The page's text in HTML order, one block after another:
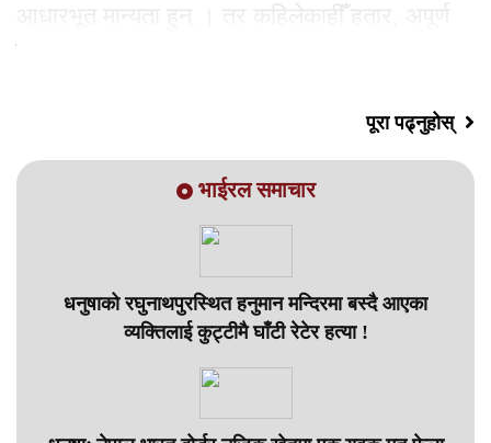
आधारभूत मान्यता हुन् । तर कहिलेकाहीँ हतार, अपूर्ण
पूरा पढ्नुहोस्
भाईरल समाचार
धनुषाको रघुनाथपुरस्थित हनुमान मन्दिरमा बस्दै आएका
व्यक्तिलाई कुट्टीमै घाँटी रेटेर हत्या !